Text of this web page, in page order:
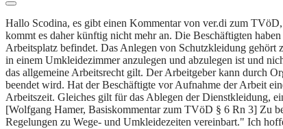
Hallo Scodina, es gibt einen Kommentar von ver.di zum
kommt es daher künftig nicht mehr an. Die Beschäftigten
Arbeitsplatz befindet. Das Anlegen von Schutzkleidung
in einem Umkleidezimmer anzulegen und abzulegen ist und
das allgemeine Arbeitsrecht gilt. Der Arbeitgeber kann durch
beendet wird. Hat der Beschäftigte vor Aufnahme der Arbeit
Arbeitszeit. Gleiches gilt für das Ablegen der Dienstkleidung,
[Wolfgang Hamer, Basiskommentar zum TVöD § 6 Rn 3] Zu
Regelungen zu Wege- und Umkleidezeiten vereinbart." Ich